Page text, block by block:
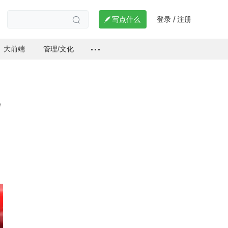
  写点什么 登录 / 注册
大前端 管理/文化